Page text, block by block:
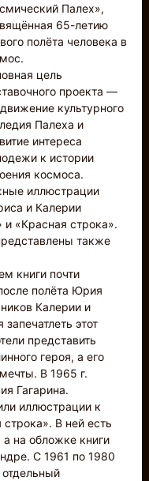
Палех»,
65-летию
полёта человека в
цель
проекта —
культурного
Палеха и
интереса
к истории
космоса.
иллюстрации
и Калерии
«Красная строка».
также
книги почти
полёта Юрия
Калерии и
этот
представить
героя, а его
В 1965 г.
Гагарина.
иллюстрации к
В ней есть
на обложке книги
С 1961 по 1980